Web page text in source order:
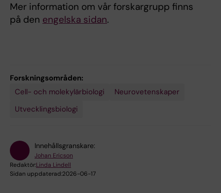
Mer information om vår forskargrupp finns
på den engelska sidan.
Forskningsområden:
Cell- och molekylärbiologi
Neurovetenskaper
Utvecklingsbiologi
Innehållsgranskare:
Johan Ericson
Redaktör:Linda Lindell
Sidan uppdaterad:2026-06-17